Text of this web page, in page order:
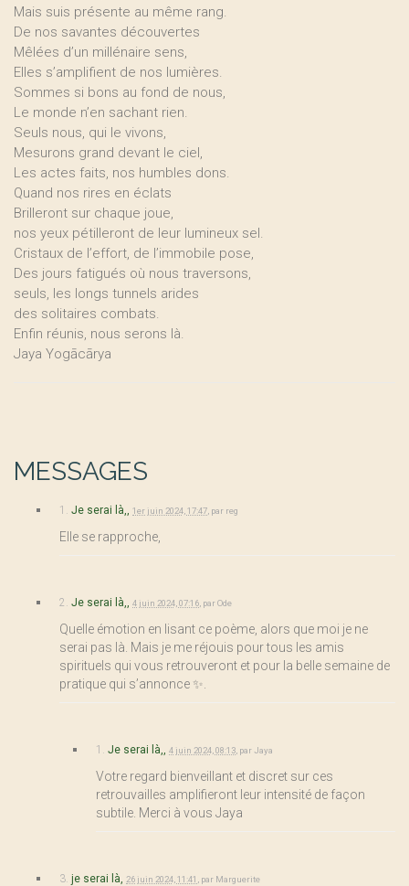
Mais suis présente au même rang.
De nos savantes découvertes
Mêlées d’un millénaire sens,
Elles s’amplifient de nos lumières.
Sommes si bons au fond de nous,
Le monde n’en sachant rien.
Seuls nous, qui le vivons,
Mesurons grand devant le ciel,
Les actes faits, nos humbles dons.
Quand nos rires en éclats
Brilleront sur chaque joue,
nos yeux pétilleront de leur lumineux sel.
Cristaux de l’effort, de l’immobile pose,
Des jours fatigués où nous traversons,
seuls, les longs tunnels arides
des solitaires combats.
Enfin réunis, nous serons là.
Jaya Yogācārya
MESSAGES
1. Je serai là,, 1er juin 2024, 17:47 par reg
Elle se rapproche,
2. Je serai là,, 4 juin 2024, 07:16 parOde
Quelle émotion en lisant ce poème, alors que moi je ne
serai pas là. Mais je me réjouis pour tous les amis
spirituels qui vous retrouveront et pour la belle semaine de
pratique qui s’annonce ✨.
1. Je serai là,, 4 juin 2024, 08:13 parJaya
Votre regard bienveillant et discret sur ces
retrouvailles amplifieront leur intensité de façon
subtile. Merci à vous Jaya
3. je serai là, 26 juin 2024, 11:41 par Marguerite